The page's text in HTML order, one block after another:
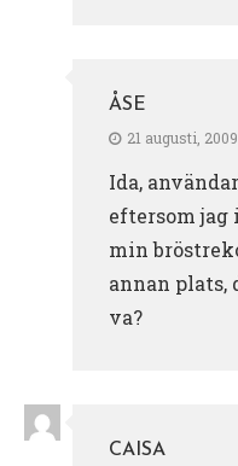
ÅSE
21 augusti,
Ida,
eftersom
min
annan plats,
va?
CAISA